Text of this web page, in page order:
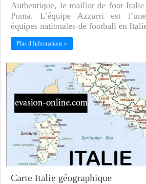
Authentique, le maillot de foot Italie
Puma. L’équipe Azzurri est
équipes nationales de football en
Plus d Informations »
Carte Italie géographique